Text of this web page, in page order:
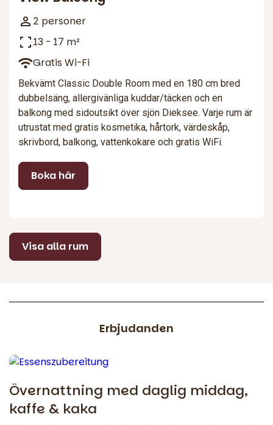
2 personer
13 - 17 m²
Gratis Wi-Fi
Bekvämt Classic Double Room med en 180 cm bred
dubbelsäng, allergivänliga kuddar/täcken och en
balkong med sidoutsikt över sjön Dieksee. Varje rum är
utrustat med gratis kosmetika, hårtork, värdeskåp,
skrivbord, balkong, vattenkokare och gratis WiFi.
Boka här
Visa alla rum
Erbjudanden
Övernattning med daglig middag,
kaffe & kaka